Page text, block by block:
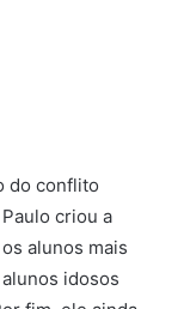
do conflito
criou a
alunos mais
idosos